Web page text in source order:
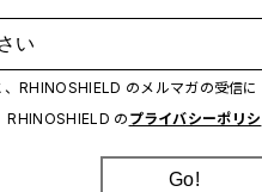
RHINOSHIELD のメルマガの受信に
RHINOSHIELD の プライバシーポリシ
Go!